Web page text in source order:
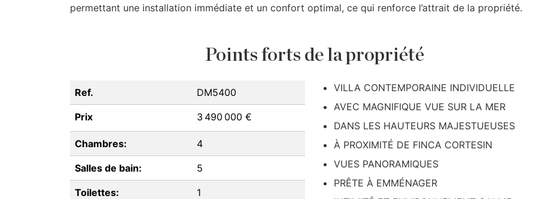
permettant une installation immédiate et un confort optimal, ce qui renforce l’attrait de la propriété.
Points forts de la propriété
Ref. DM5400
Prix 3 490 000 €
Chambres: 4
Salles de bain: 5
Toilettes: 1
VILLA CONTEMPORAINE INDIVIDUELLE
AVEC MAGNIFIQUE VUE SUR LA MER
DANS LES HAUTEURS MAJESTUEUSES
À PROXIMITÉ DE FINCA CORTESIN
VUES PANORAMIQUES
PRÊTE À EMMÉNAGER